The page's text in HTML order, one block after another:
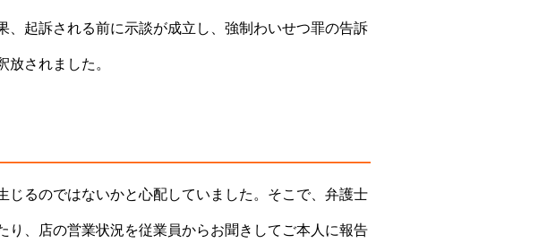
起訴される前に示談が成立し、強制わいせつ罪の告訴
されました。
るのではないかと心配していました。そこで、弁護士
、店の営業状況を従業員からお聞きしてご本人に報告